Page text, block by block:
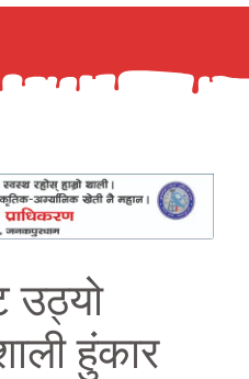
उठ्यो
हुंकार